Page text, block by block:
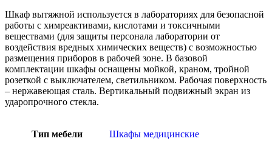
Шкаф вытяжной используется в лабораториях для безопасной
работы с химреактивами, кислотами и токсичными
веществами (для защиты персонала лаборатории от
воздействия вредных химических веществ) с возможностью
размещения приборов в рабочей зоне. В базовой
комплектации шкафы оснащены мойкой, краном, тройной
розеткой с выключателем, светильником. Рабочая поверхность
– нержавеющая сталь. Вертикальный подвижный экран из
ударопрочного стекла.
Тип мебели Шкафы медицинские